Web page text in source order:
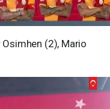
Osimhen (2), Mario